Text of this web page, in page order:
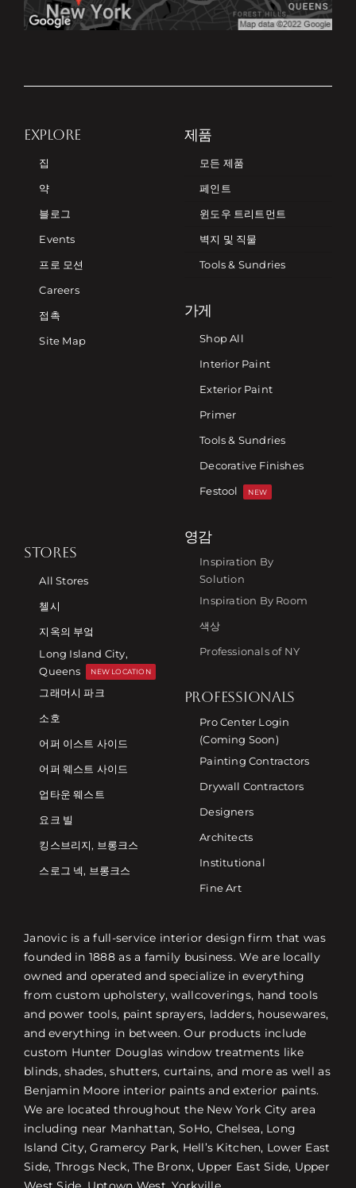
EXPLORE
집
약
블로그
Events
프로 모션
Careers
접촉
Site Map
제품
모든 제품
페인트
윈도우 트리트먼트
벽지 및 직물
Tools & Sundries
가게
Shop All
Interior Paint
Exterior Paint
Primer
Tools & Sundries
Decorative Finishes
Festool
NEW
STORES
All Stores
첼시
지옥의 부엌
Long Island City,
Queens
NEW LOCATION
그래머시 파크
소호
어퍼 이스트 사이드
어퍼 웨스트 사이드
업타운 웨스트
요크 빌
킹스브리지, 브롱크스
스로그 넥, 브롱크스
영감
Inspiration By
Solution
Inspiration By Room
색상
Professionals of NY
PROFESSIONALS
Pro Center Login
(Coming Soon)
Painting Contractors
Drywall Contractors
Designers
Architects
Institutional
Fine Art
Janovic is a full-service interior design firm that was
founded in 1888 as a family business. We are locally
owned and operated and specialize in everything
from custom upholstery, wallcoverings, hand tools
and power tools, paint sprayers, ladders, housewares,
and everything in between. Our products include
custom Hunter Douglas window treatments like
blinds, shades, shutters, curtains, and more as well as
Benjamin Moore interior paints and exterior paints.
We are located throughout the New York City area
including near Manhattan, SoHo, Chelsea, Long
Island City, Gramercy Park, Hell’s Kitchen, Lower East
Side, Throgs Neck, The Bronx, Upper East Side, Upper